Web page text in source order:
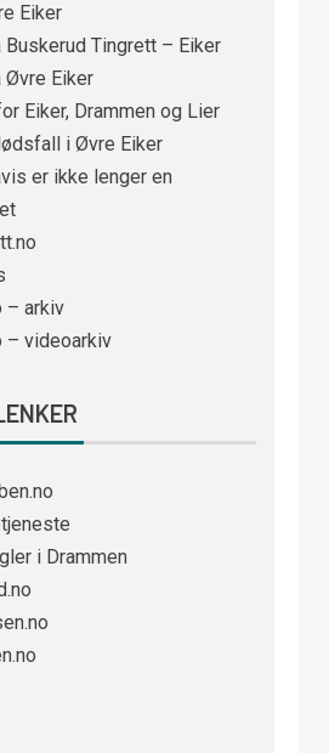
Eiker
Buskerud Tingrett – Eiker
Øvre Eiker
Eiker, Drammen og Lier
i Øvre Eiker
er ikke lenger en
– arkiv
– videoarkiv
i Drammen